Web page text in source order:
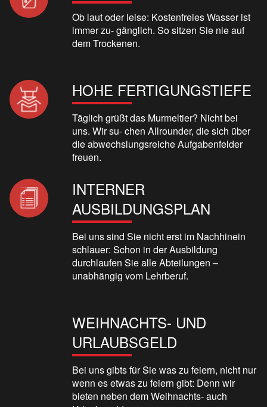
Ob laut oder leise: Kostenfreies Wasser ist
immer zu- gänglich. So sitzen Sie nie auf
dem Trockenen.
HOHE FERTIGUNGSTIEFE
Täglich grüßt das Murmeltier? Nicht bei
uns. Wir su- chen Allrounder, die sich über
die abwechslungsreiche Aufgabenfelder
freuen.
INTERNER
AUSBILDUNGSPLAN
Bei uns sind Sie nicht erst im Nachhinein
schlauer: Schon in der Ausbildung
durchlaufen Sie alle Abteilungen –
unabhängig vom Lehrberuf.
WEIHNACHTS- UND
URLAUBSGELD
Bei uns gibts für Sie was zu feiern, nicht nur
wenn es etwas zu feiern gibt: Denn wir
bieten neben dem Weihnachts- auch